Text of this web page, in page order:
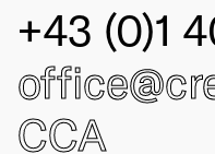
+43 (0)1
CCA